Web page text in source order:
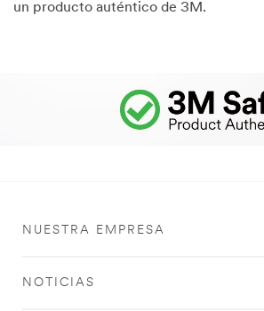
un producto auténtico de 3M.
NUESTRA EMPRESA
NOTICIAS